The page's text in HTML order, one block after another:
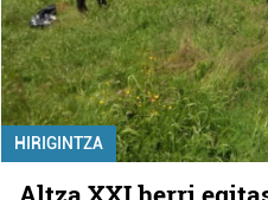
HIRIGINTZA